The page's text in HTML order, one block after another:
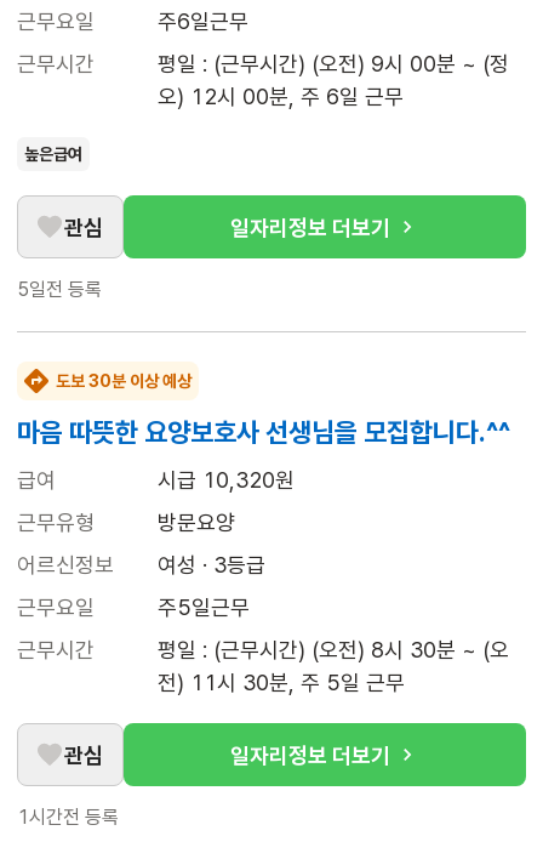
근무요일
주6일근무
근무시간
평일 : (근무시간) (오전) 9시 00분 ~ (정
오) 12시 00분, 주 6일 근무
높은급여
관심 일자리정보 더보기
5일전 등록
도보 30분 이상 예상
마음 따뜻한 요양보호사 선생님을 모집합니다.^^
급여
시급 10,320원
근무유형
방문요양
어르신정보
여성 · 3등급
근무요일
주5일근무
근무시간
평일 : (근무시간) (오전) 8시 30분 ~ (오
전) 11시 30분, 주 5일 근무
관심 일자리정보 더보기
1시간전 등록